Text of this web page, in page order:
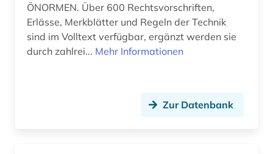
architektur (1)
arzneimittelrecht (1)
Roemisches Reich (3)
ÖNORMEN. Über 600 Rechtsvorschriften,
Erlässe, Merkblätter und Regeln der Technik
sind im Volltext verfügbar, ergänzt werden sie
durch zahlrei... Mehr Informationen
Zur Datenbank